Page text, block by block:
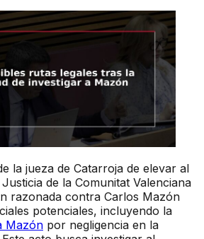
la jueza de Catarroja de elevar al
de la Comunitat Valenciana
razonada contra Carlos Mazón
potenciales, incluyendo la
Mazón por negligencia en la